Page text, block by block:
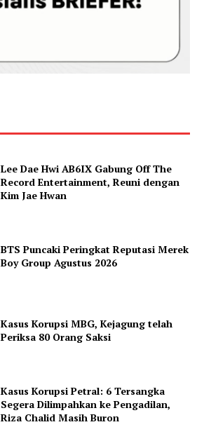
Lee Dae Hwi AB6IX Gabung Off The
Record Entertainment, Reuni dengan
Kim Jae Hwan
BTS Puncaki Peringkat Reputasi Merek
Boy Group Agustus 2026
Kasus Korupsi MBG, Kejagung telah
Periksa 80 Orang Saksi
Kasus Korupsi Petral: 6 Tersangka
Segera Dilimpahkan ke Pengadilan,
Riza Chalid Masih Buron